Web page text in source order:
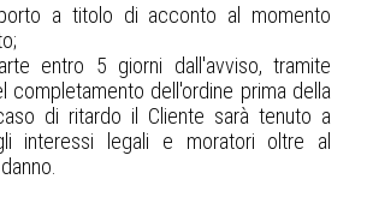
a titolo di acconto al momento
entro 5 giorni dall'avviso, tramite
completamento dell'ordine prima della
di ritardo il Cliente sarà tenuto a
interessi legali e moratori oltre al